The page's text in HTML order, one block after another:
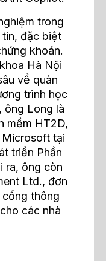
trong
đặc biệt
khoán.
Hà Nội
về quản
trình học
ông Long là
mềm HT2D,
tại
triển Phần
ra, ông còn
Ltd., đơn
thông
các nhà